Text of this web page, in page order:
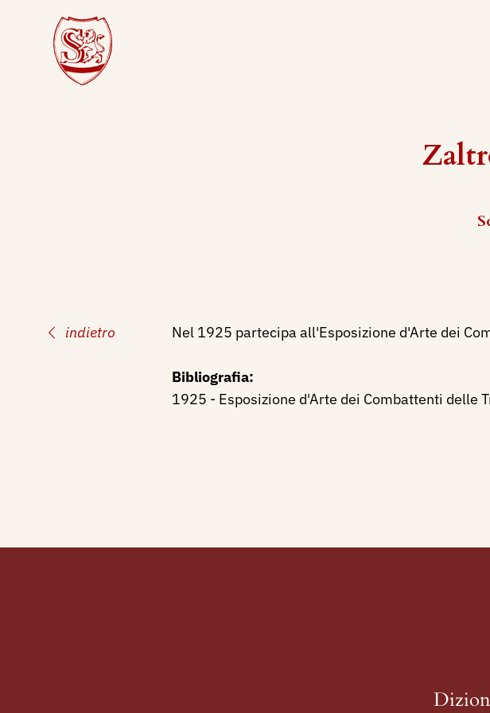
indietro Nel 1925 partecipa all'Esposizione d'Arte dei
Bibliografia:
1925 - Esposizione d'Arte dei Combattenti delle